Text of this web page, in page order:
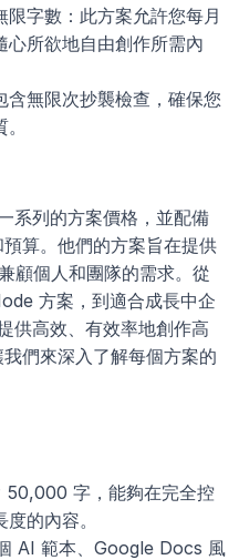
字數：此方案允許您每月
心所欲地自由創作所需內
無限次抄襲檢查，確保您
。
系列的方案價格，並配備
算。他們的方案旨在提供
顧個人和團隊的需求。從
方案，到適合成長中企
供高效、有效率地創作高
們來深入了解每個方案的
字，能夠在完全控
的內容。
AI 範本、Google Docs 風